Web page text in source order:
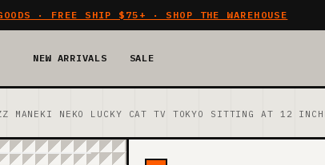
· FREE SHIP $75+ · SHOP THE WAREHOUSE
NEW ARRIVALS SALE
MANEKI NEKO LUCKY CAT TV TOKYO SITTING AT 12